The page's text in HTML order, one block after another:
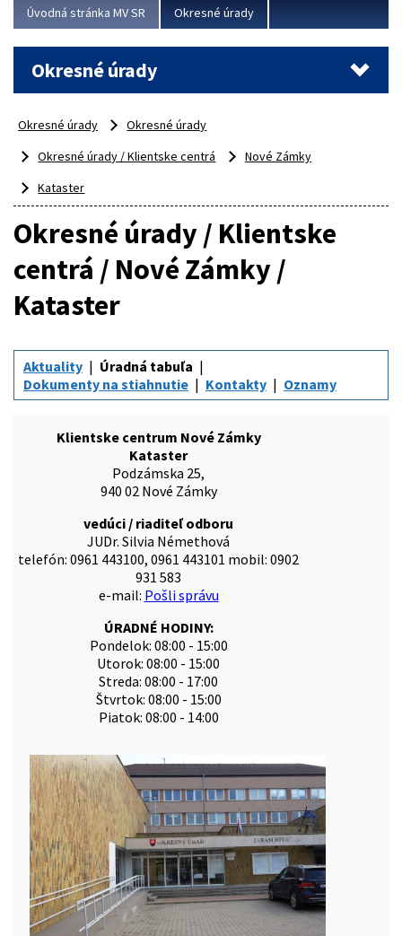
Viac
Úvodná stránka MV SR Okresné úrady
Okresné úrady
Okresné úrady
Okresné úrady
Okresné úrady / Klientske centrá
Nové Zámky
Kataster
Okresné úrady / Klientske
centrá / Nové Zámky /
Kataster
Aktuality
Úradná tabuľa
Dokumenty na stiahnutie
Kontakty Oznamy
Klientske centrum Nové Zámky
Kataster
Podzámska 25,
940 02 Nové Zámky
vedúci / riaditeľ odboru
JUDr. Silvia Némethová
telefón: 0961 443100, 0961 443101 mobil: 0902
931 583
e-mail: Pošli správu
ÚRADNÉ HODINY:
Pondelok: 08:00 - 15:00
Utorok: 08:00 - 15:00
Streda: 08:00 - 17:00
Štvrtok: 08:00 - 15:00
Piatok: 08:00 - 14:00